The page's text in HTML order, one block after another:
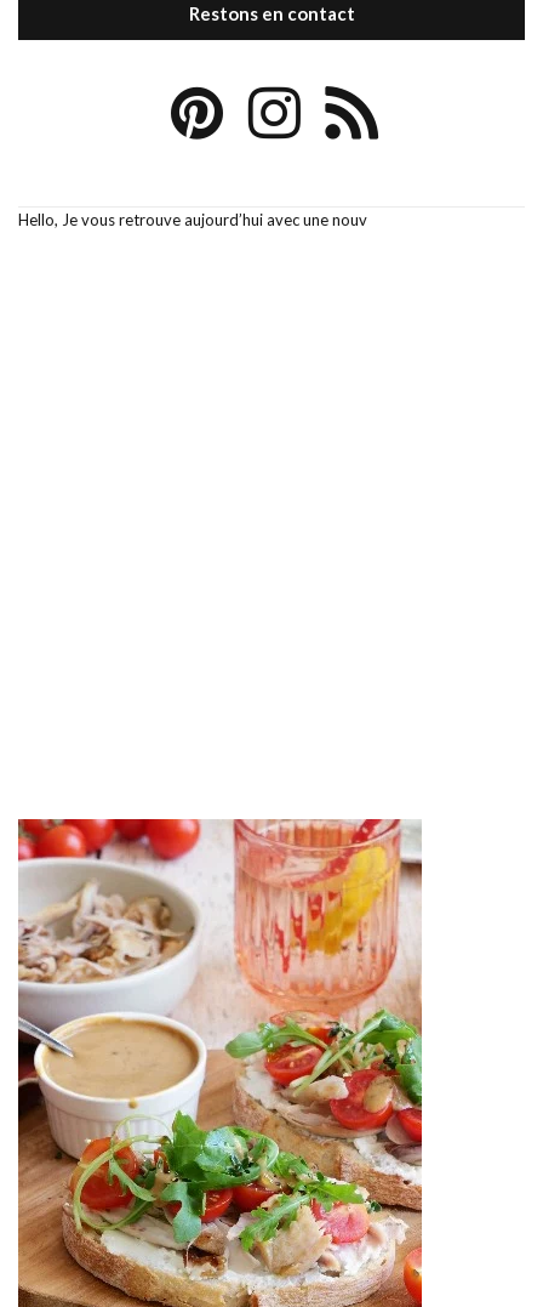
Restons en contact
Hello, Je vous retrouve aujourd’hui avec une nouv